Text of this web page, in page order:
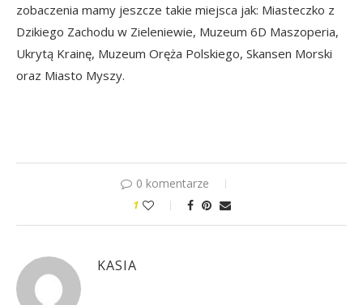
zobaczenia mamy jeszcze takie miejsca jak: Miasteczko z
Dzikiego Zachodu w Zieleniewie, Muzeum 6D Maszoperia,
Ukrytą Krainę, Muzeum Oręża Polskiego, Skansen Morski
oraz Miasto Myszy.
0 komentarze
1
KASIA